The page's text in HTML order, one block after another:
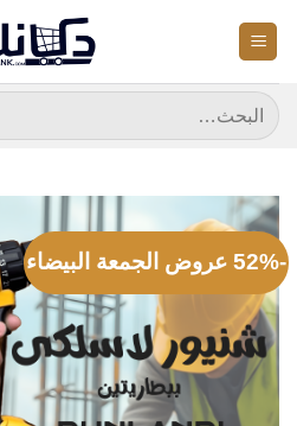
للمحتوى
البحث
عن:
-52% عروض الجمعة البيضاء